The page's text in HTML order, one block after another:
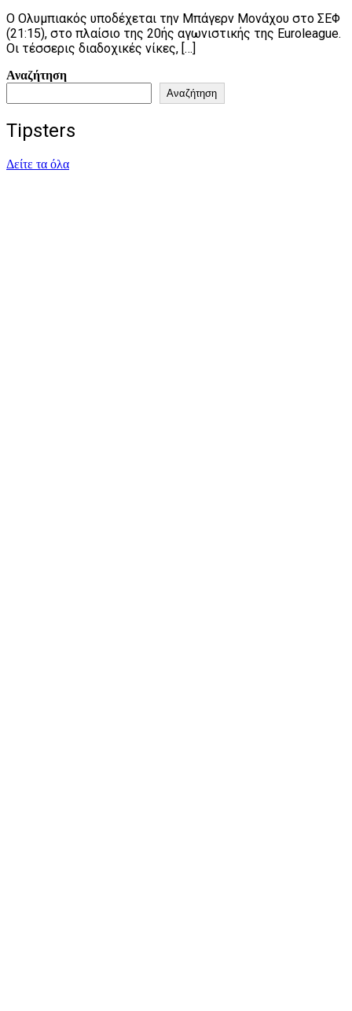
Ο Ολυμπιακός υποδέχεται την Μπάγερν Μονάχου στο ΣΕΦ
(21:15), στο πλαίσιο της 20ής αγωνιστικής της Euroleague.
Οι τέσσερις διαδοχικές νίκες, […]
Αναζήτηση
Αναζήτηση
Tipsters
Δείτε τα όλα